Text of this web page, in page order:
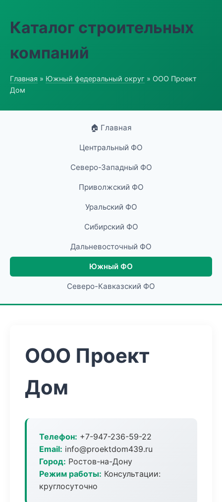
Каталог строительных
компаний
Главная » Южный федеральный округ » ООО Проект
Дом
🏠 Главная
Центральный ФО
Северо-Западный ФО
Приволжский ФО
Уральский ФО
Сибирский ФО
Дальневосточный ФО
Южный ФО
Северо-Кавказский ФО
ООО Проект
Дом
Телефон: +7-947-236-59-22
Email: info@proektdom439.ru
Город: Ростов-на-Дону
Режим работы: Консультации:
круглосуточно